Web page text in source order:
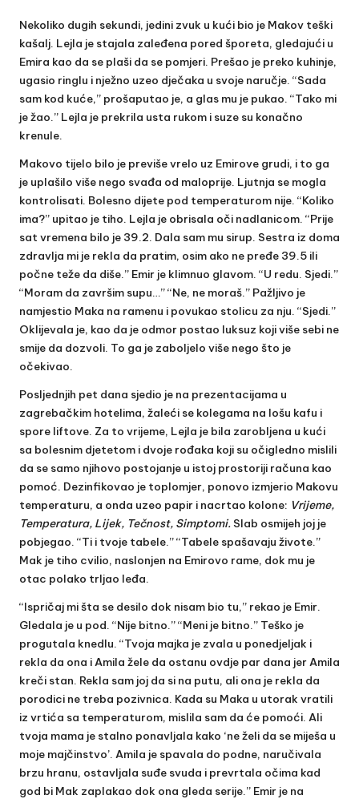
Nekoliko dugih sekundi, jedini zvuk u kući bio je Makov teški
kašalj. Lejla je stajala zaleđena pored šporeta, gledajući u
Emira kao da se plaši da se pomjeri. Prešao je preko kuhinje,
ugasio ringlu i nježno uzeo dječaka u svoje naručje. “Sada
sam kod kuće,” prošaputao je, a glas mu je pukao. “Tako mi
je žao.” Lejla je prekrila usta rukom i suze su konačno
krenule.
Makovo tijelo bilo je previše vrelo uz Emirove grudi, i to ga
je uplašilo više nego svađa od maloprije. Ljutnja se mogla
kontrolisati. Bolesno dijete pod temperaturom nije. “Koliko
ima?” upitao je tiho. Lejla je obrisala oči nadlanicom. “Prije
sat vremena bilo je 39.2. Dala sam mu sirup. Sestra iz doma
zdravlja mi je rekla da pratim, osim ako ne pređe 39.5 ili
počne teže da diše.” Emir je klimnuo glavom. “U redu. Sjedi.”
“Moram da završim supu…” “Ne, ne moraš.” Pažljivo je
namjestio Maka na ramenu i povukao stolicu za nju. “Sjedi.”
Oklijevala je, kao da je odmor postao luksuz koji više sebi ne
smije da dozvoli. To ga je zaboljelo više nego što je
očekivao.
Posljednjih pet dana sjedio je na prezentacijama u
zagrebačkim hotelima, žaleći se kolegama na lošu kafu i
spore liftove. Za to vrijeme, Lejla je bila zarobljena u kući
sa bolesnim djetetom i dvoje rođaka koji su očigledno mislili
da se samo njihovo postojanje u istoj prostoriji računa kao
pomoć. Dezinfikovao je toplomjer, ponovo izmjerio Makovu
temperaturu, a onda uzeo papir i nacrtao kolone: Vrijeme,
Temperatura, Lijek, Tečnost, Simptomi. Slab osmijeh joj je
pobjegao. “Ti i tvoje tabele.” “Tabele spašavaju živote.”
Mak je tiho cvilio, naslonjen na Emirovo rame, dok mu je
otac polako trljao leđa.
“Ispričaj mi šta se desilo dok nisam bio tu,” rekao je Emir.
Gledala je u pod. “Nije bitno.” “Meni je bitno.” Teško je
progutala knedlu. “Tvoja majka je zvala u ponedjeljak i
rekla da ona i Amila žele da ostanu ovdje par dana jer Amila
kreči stan. Rekla sam joj da si na putu, ali ona je rekla da
porodici ne treba pozivnica. Kada su Maka u utorak vratili
iz vrtića sa temperaturom, mislila sam da će pomoći. Ali
tvoja mama je stalno ponavljala kako ‘ne želi da se miješa u
moje majčinstvo’. Amila je spavala do podne, naručivala
brzu hranu, ostavljala suđe svuda i prevrtala očima kad
god bi Mak zaplakao dok ona gleda serije.” Emir je na